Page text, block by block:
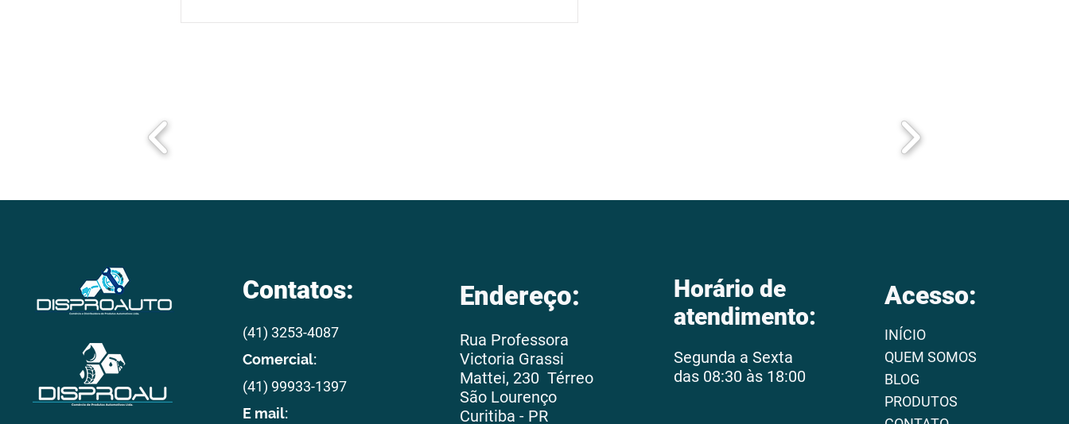
Contatos:
(41) 3253-4087
Comercial:
(41) 99933-1397
E mail:
Endereço:
Rua Professora
Victoria Grassi
Mattei, 230 Térreo
São Lourenço
Curitiba - PR
Horário de
atendimento:
Segunda a Sexta
das 08:30 às 18:00
Acesso:
INÍCIO
QUEM SOMOS
BLOG
PRODUTOS